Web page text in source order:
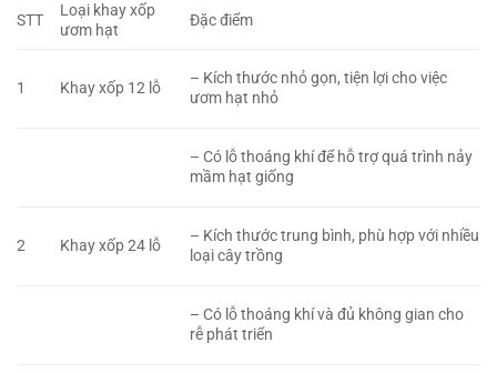
STT
Loại khay xốp
ươm hạt
Đặc điểm
1 Khay xốp 12 lỗ
– Kích thước nhỏ gọn, tiện lợi cho việc
ươm hạt nhỏ
– Có lỗ thoáng khí để hỗ trợ quá trình nảy
mầm hạt giống
2 Khay xốp 24 lỗ
– Kích thước trung bình, phù hợp với nhiều
loại cây trồng
– Có lỗ thoáng khí và đủ không gian cho
rễ phát triển